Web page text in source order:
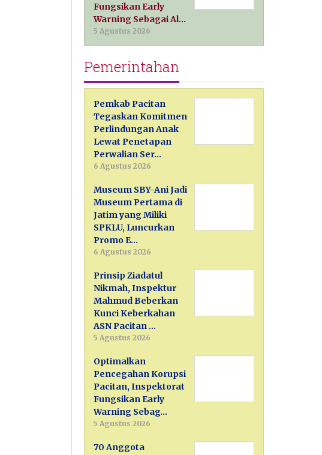
Fungsikan Early
Warning Sebagai Al…
5 Agustus 2026
Pemerintahan
Pemkab Pacitan
Tegaskan Komitmen
Perlindungan Anak
Lewat Penetapan
Perwalian Ser…
6 Agustus 2026
Museum SBY-Ani Jadi
Museum Pertama di
Jatim yang Miliki
SPKLU, Luncurkan
Promo E…
6 Agustus 2026
Prinsip Ziadatul
Nikmah, Inspektur
Mahmud Beberkan
Kunci Keberkahan
ASN Pacitan …
5 Agustus 2026
Optimalkan
Pencegahan Korupsi
Pacitan, Inspektorat
Fungsikan Early
Warning Sebag…
5 Agustus 2026
70 Anggota